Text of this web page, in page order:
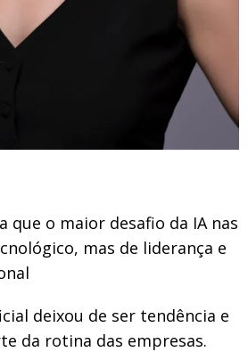
que o maior desafio da IA nas
mas de liderança e
deixou de ser tendência e
da rotina das empresas.